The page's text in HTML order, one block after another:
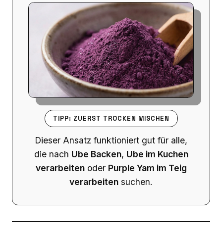
TIPP: ZUERST TROCKEN MISCHEN
Dieser Ansatz funktioniert gut für alle,
die nach Ube Backen, Ube im Kuchen
verarbeitenoder Purple Yam im Teig
verarbeiten suchen.